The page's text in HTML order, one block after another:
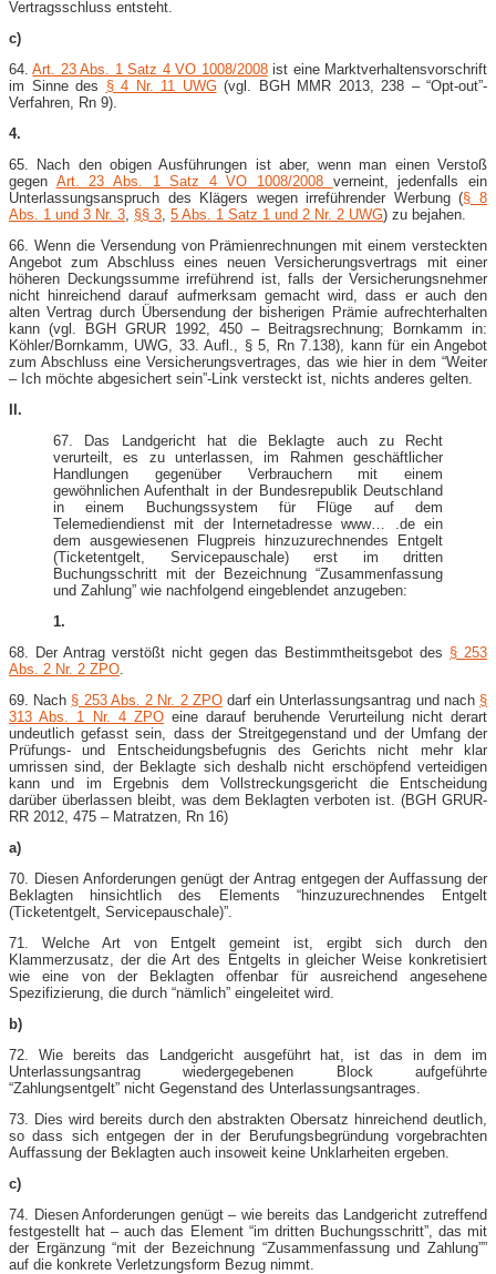
Vertragsschluss entsteht.
c)
64.Art. 23 Abs. 1 Satz 4 VO 1008/2008ist eine Marktverhaltensvorschrift
im Sinne des § 4 Nr. 11 UWG(vgl. BGH MMR 2013, 238 – “Opt-​out”-​
Verfahren, Rn 9).
4.
65. Nach den obigen Ausführungen ist aber, wenn man einen Verstoß
gegen Art. 23 Abs. 1 Satz 4 VO 1008/2008 verneint, jedenfalls ein
Unterlassungsanspruch des Klägers wegen irreführender Werbung (§ 8
Abs. 1 und 3 Nr. 3 §§ 3 5 Abs. 1 Satz 1 und 2 Nr. 2 UWG) zu bejahen.
66. Wenn die Versendung von Prämienrechnungen mit einem versteckten
Angebot zum Abschluss eines neuen Versicherungsvertrags mit einer
höheren Deckungssumme irreführend ist, falls der Versicherungsnehmer
nicht hinreichend darauf aufmerksam gemacht wird, dass er auch den
alten Vertrag durch Übersendung der bisherigen Prämie aufrechterhalten
kann (vgl. BGH GRUR 1992, 450 – Beitragsrechnung; Bornkamm in:
Köhler/Bornkamm, UWG, 33. Aufl., § 5, Rn 7.138), kann für ein Angebot
zum Abschluss eine Versicherungsvertrages, das wie hier in dem “Weiter
– Ich möchte abgesichert sein”-​Link versteckt ist, nichts anderes gelten.
II.
67. Das Landgericht hat die Beklagte auch zu Recht
verurteilt, es zu unterlassen, im Rahmen geschäftlicher
Handlungen gegenüber Verbrauchern mit einem
gewöhnlichen Aufenthalt in der Bundesrepublik Deutschland
in einem Buchungssystem für Flüge auf dem
Telemediendienst mit der Internetadresse www… .de ein
dem ausgewiesenen Flugpreis hinzuzurechnendes Entgelt
(Ticketentgelt, Servicepauschale) erst im dritten
Buchungsschritt mit der Bezeichnung “Zusammenfassung
und Zahlung” wie nachfolgend eingeblendet anzugeben:
1.
68. Der Antrag verstößt nicht gegen das Bestimmtheitsgebot des § 253
Abs. 2 Nr. 2 ZPO
69. Nach § 253 Abs. 2 Nr. 2 ZPOdarf ein Unterlassungsantrag und nach §
313 Abs. 1 Nr. 4 ZPOeine darauf beruhende Verurteilung nicht derart
undeutlich gefasst sein, dass der Streitgegenstand und der Umfang der
Prüfungs- und Entscheidungsbefugnis des Gerichts nicht mehr klar
umrissen sind, der Beklagte sich deshalb nicht erschöpfend verteidigen
kann und im Ergebnis dem Vollstreckungsgericht die Entscheidung
darüber überlassen bleibt, was dem Beklagten verboten ist. (BGH GRUR-​
RR 2012, 475 – Matratzen, Rn 16)
a)
70. Diesen Anforderungen genügt der Antrag entgegen der Auffassung der
Beklagten hinsichtlich des Elements “hinzuzurechnendes Entgelt
(Ticketentgelt, Servicepauschale)”.
71. Welche Art von Entgelt gemeint ist, ergibt sich durch den
Klammerzusatz, der die Art des Entgelts in gleicher Weise konkretisiert
wie eine von der Beklagten offenbar für ausreichend angesehene
Spezifizierung, die durch “nämlich” eingeleitet wird.
b)
72. Wie bereits das Landgericht ausgeführt hat, ist das in dem im
Unterlassungsantrag wiedergegebenen Block aufgeführte
“Zahlungsentgelt” nicht Gegenstand des Unterlassungsantrages.
73. Dies wird bereits durch den abstrakten Obersatz hinreichend deutlich,
so dass sich entgegen der in der Berufungsbegründung vorgebrachten
Auffassung der Beklagten auch insoweit keine Unklarheiten ergeben.
c)
74. Diesen Anforderungen genügt – wie bereits das Landgericht zutreffend
festgestellt hat – auch das Element “im dritten Buchungsschritt”, das mit
der Ergänzung “mit der Bezeichnung “Zusammenfassung und Zahlung””
auf die konkrete Verletzungsform Bezug nimmt.